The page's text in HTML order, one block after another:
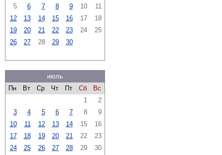
5
6 7 8 9 10
11
12
13 14 15 16 17
18
19
20 21 22 23 24
25
26
27 28 29 30
июль
Пн
Вт Ср Чт Пт Сб
Вс
1
2
3
4 5 6 7 8
9
10
11 12 13 14 15
16
17
18 19 20 21 22
23
24
25 26 27 28 29
30